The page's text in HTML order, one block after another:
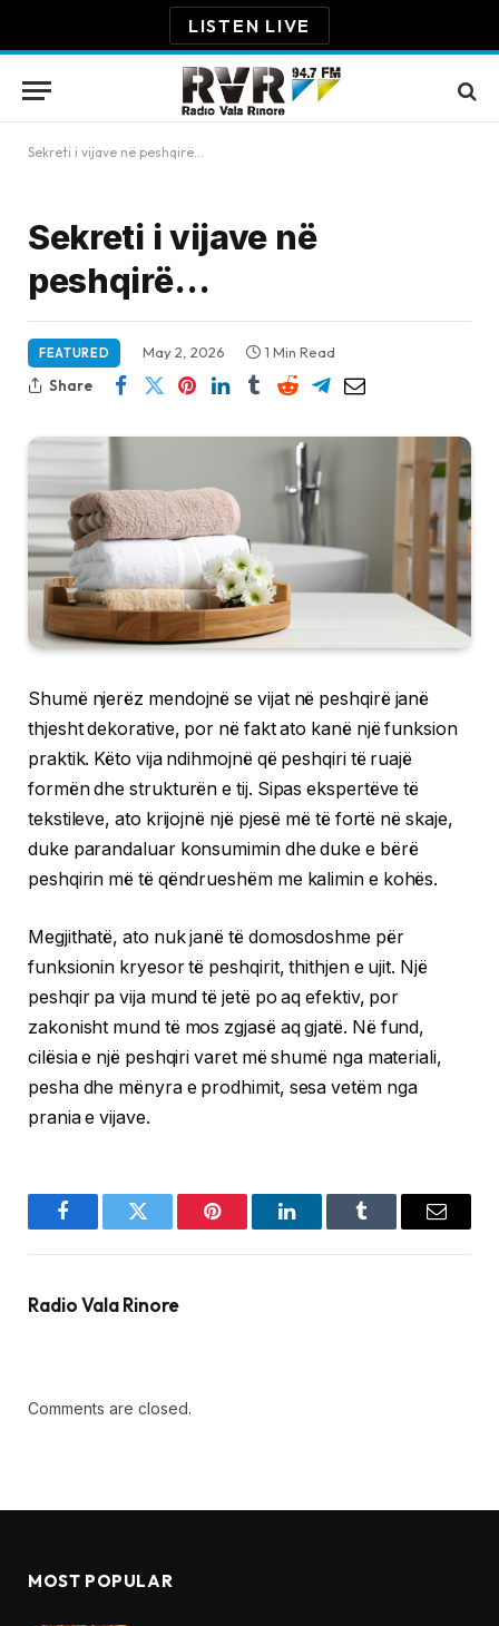
LISTEN LIVE
Sekreti i vijave në peshqirë…
Sekreti i vijave në
peshqirë…
FEATURED May 2, 2026
1 Min Read
Share
Shumë njerëz mendojnë se vijat në peshqirë janë
thjesht dekorative, por në fakt ato kanë një funksion
praktik. Këto vija ndihmojnë që peshqiri të ruajë
formën dhe strukturën e tij. Sipas ekspertëve të
tekstileve, ato krijojnë një pjesë më të fortë në skaje,
duke parandaluar konsumimin dhe duke e bërë
peshqirin më të qëndrueshëm me kalimin e kohës.
Megjithatë, ato nuk janë të domosdoshme për
funksionin kryesor të peshqirit, thithjen e ujit. Një
peshqir pa vija mund të jetë po aq efektiv, por
zakonisht mund të mos zgjasë aq gjatë. Në fund,
cilësia e një peshqiri varet më shumë nga materiali,
pesha dhe mënyra e prodhimit, sesa vetëm nga
prania e vijave.
FacebookTwitter Pinterest LinkedInTumblr Email
Radio Vala Rinore
Comments are closed.
MOST POPULAR